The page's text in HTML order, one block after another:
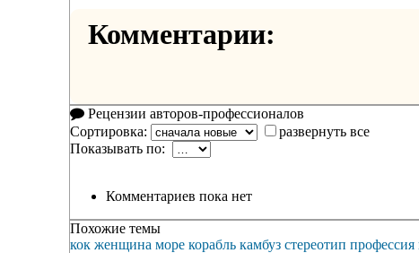
Комментарии:
Рецензии авторов-профессионалов
Сортировка:
развернуть все
Показывать по:
Комментариев пока нет
Похожие темы
кок женщина море корабль камбуз стереотип профессия